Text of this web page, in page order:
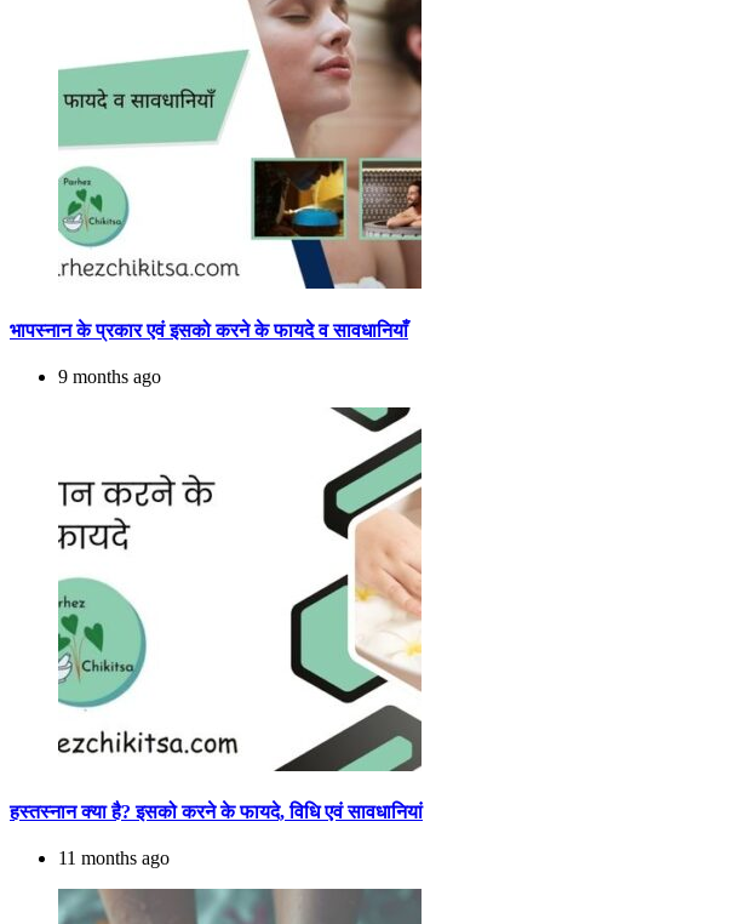
भापस्नान के प्रकार एवं इसको करने के फायदे व सावधानियाँ
9 months ago
हस्तस्नान क्या है? इसको करने के फायदे, विधि एवं सावधानियां
11 months ago